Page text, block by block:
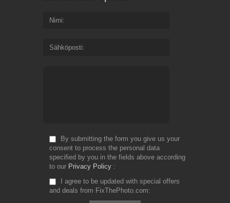
Nimi
Sähköposti
By submitting the form you give us your
consent to process the personal data
specified by you in the fields above according
to our Privacy Policy
I agree to be updated with special offers
and deals from FixThePhoto.com